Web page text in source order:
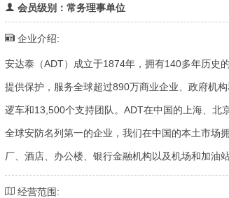
会员级别：常务理事单位
企业介绍:
安达泰（ADT）成立于1874年，拥有140多年历史
提供保护，服务全球超过890万商业企业、政府机
逻车和13,500个支持团队。ADT在中国的上海、北
全球安防名列第一的企业，我们在中国的本土市场
厂、酒店、办公楼、银行金融机构以及机场和加油站
经营范围: